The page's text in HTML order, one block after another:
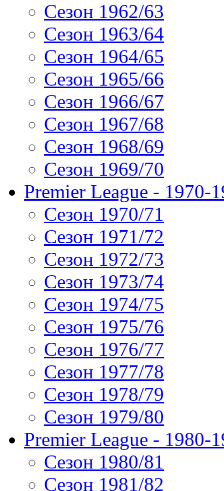
Сезон 1962/63
Сезон 1963/64
Сезон 1964/65
Сезон 1965/66
Сезон 1966/67
Сезон 1967/68
Сезон 1968/69
Сезон 1969/70
Premier League - 1970-
Сезон 1970/71
Сезон 1971/72
Сезон 1972/73
Сезон 1973/74
Сезон 1974/75
Сезон 1975/76
Сезон 1976/77
Сезон 1977/78
Сезон 1978/79
Сезон 1979/80
Premier League - 1980-
Сезон 1980/81
Сезон 1981/82